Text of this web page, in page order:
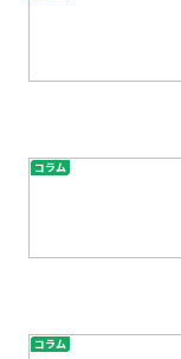
コラム
コラム